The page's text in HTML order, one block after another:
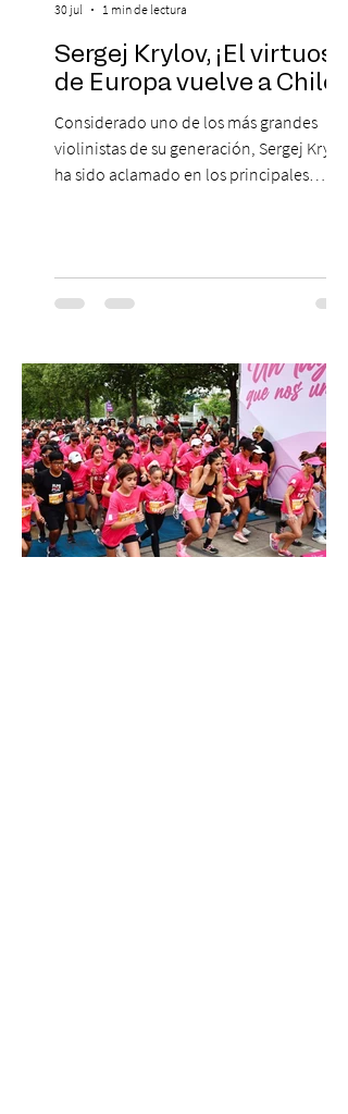
Sergej Krylov, ¡El virtuoso
de Europa vuelve a Chile!
Considerado uno de los más grandes
violinistas de su generación, Sergej Krylov
ha sido aclamado en los principales
escenario del Teatro CA660 para
protagonizar una velada extraordinaria
Las Cuatro Estaciones de Antonio Vivaldi y
Las Cuatro Estaciones Porteñas de Astor
Piazzolla. Déja
30 jul 1 min de lectura